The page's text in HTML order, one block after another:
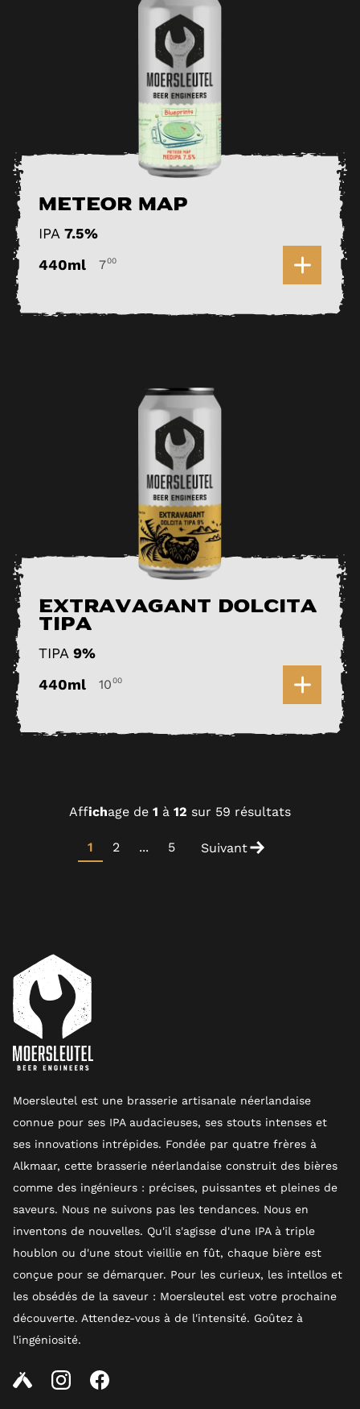
Meteor Map
IPA 7.5%
440ml
700 0
Extravagant Dolcita
TIPA
TIPA 9%
440ml
1000 0
Affichage de 1 à 12 sur 59 résultats
1 2 ... 5 Suivant
Moersleutel est une brasserie artisanale néerlandaise
connue pour ses IPA audacieuses, ses stouts intenses et
ses innovations intrépides. Fondée par quatre frères à
Alkmaar, cette brasserie néerlandaise construit des bières
comme des ingénieurs : précises, puissantes et pleines de
saveurs. Nous ne suivons pas les tendances. Nous en
inventons de nouvelles. Qu'il s'agisse d'une IPA à triple
houblon ou d'une stout vieillie en fût, chaque bière est
conçue pour se démarquer. Pour les curieux, les intellos et
les obsédés de la saveur : Moersleutel est votre prochaine
découverte. Attendez-vous à de l'intensité. Goûtez à
l'ingéniosité.